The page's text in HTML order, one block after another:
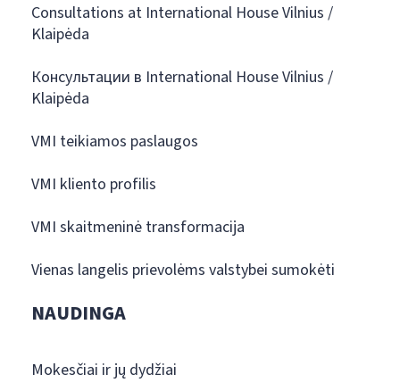
Consultations at International House Vilnius /
Klaipėda
Консультации в International House Vilnius /
Klaipėda
VMI teikiamos paslaugos
VMI kliento profilis
VMI skaitmeninė transformacija
Vienas langelis prievolėms valstybei sumokėti
NAUDINGA
Mokesčiai ir jų dydžiai